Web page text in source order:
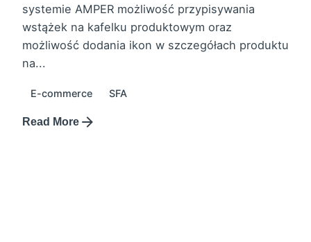
systemie AMPER możliwość przypisywania
wstążek na kafelku produktowym oraz
możliwość dodania ikon w szczegółach produktu
na...
E-commerce SFA
Read More